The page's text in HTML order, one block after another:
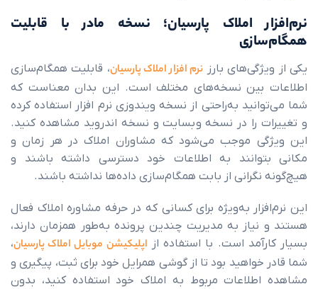
املاک پارسیان؛ نسخه مادر با قابلیت
بارزنرم افزار املاک پارسیان، قابلیت همگام‌سازی
بین نسخه‌های مختلف است. این بدان معناست که
به‌راحتی از نسخه ویندوزی نرم افزار استفاده کرده
را در نسخه وبسایت و نسخه اندروید مشاهده کنید.
موجب می‌شود که مشاوران املاک در هر زمان و
به اطلاعات خود دسترسی داشته باشند و
از بابت همگام‌سازی داده‌ها نداشته باشند.
به‌ویژه برای کسانی که در حرفه مشاوره املاک فعال
به مدیریت چندین پرونده به‌طور همزمان دارند،
است. با استفاده از اپلیکیشن موبایل املاک پارسیان ،
بود تا از گوشی همرایل خود برای ثبت، پیگیری و
مربوط به املاک خود استفاده کنید، بدون